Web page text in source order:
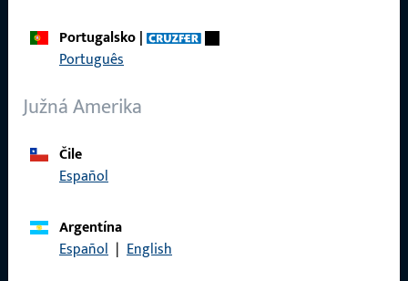
Portugalsko|
Português
Južná Amerika
Čile
Español
Argentína
Español | English
ProPoint Servisné portál
Sociálne médiá